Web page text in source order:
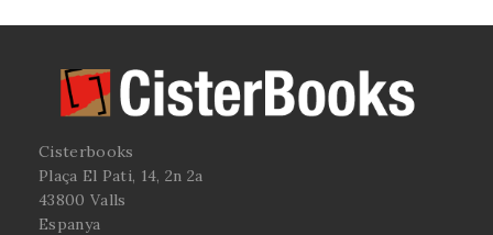
Cisterbooks
Plaça El Pati, 14, 2n 2a
43800 Valls
Espanya